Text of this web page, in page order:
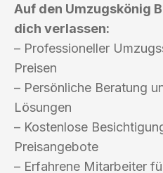
Auf den Umzugskönig
dich verlassen:
– Professioneller
Preisen
– Persönliche Beratung
Lösungen
– Kostenlose
Preisangebote
– Erfahrene Mitarbeiter